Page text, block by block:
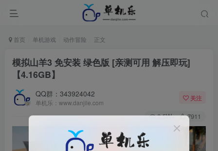
首页 单机游戏 动作冒险 正文
模拟山羊3 免安装 绿色版 [亲测可用 解压即玩]
【4.16GB】
QQ群：343924042
单机乐：www.danjile.com
关注
2.5W+ 7911